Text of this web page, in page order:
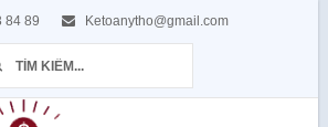
84 89 Ketoanytho@gmail.com